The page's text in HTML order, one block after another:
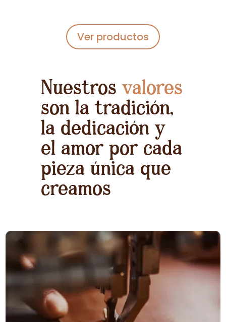
Ver productos
Nuestros valores
son la tradición,
la dedicación y
el amor por cada
pieza única que
creamos